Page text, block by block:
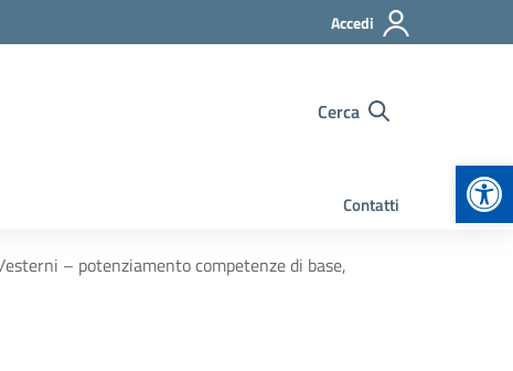
Accedi
Cerca
Contatti
– potenziamento competenze di base,